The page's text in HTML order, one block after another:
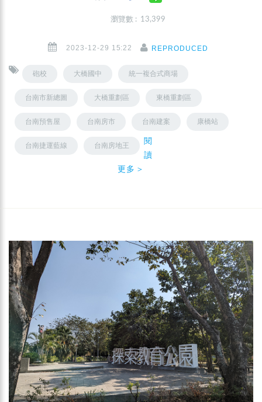
瀏覽數 : 13,399
2023-12-29 15:22 REPRODUCED
砲校 大橋國中 統一複合式商場
台南市新總圖 大橋重劃區 東橋重劃區
台南預售屋 台南房市 台南建案 康橋站
台南捷運藍線 台南房地王
閱
讀
更多＞